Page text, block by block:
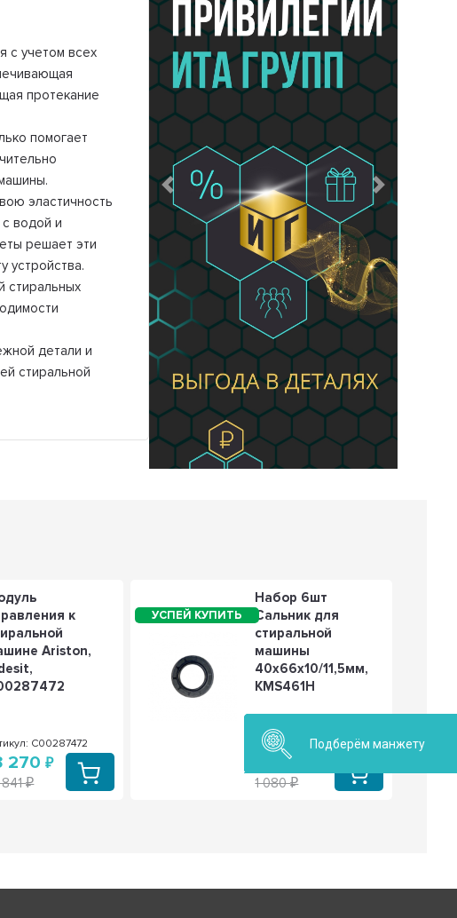
с учетом всех
протекание
помогает
эластичность
с водой и
решает эти
устройства.
стиральных
детали и
стиральной
Предыдущий Следующий
к
Ariston,
C00287472
270
841
Набор 6шт
Сальник для
стиральной
машины
40x66x10/11,5мм,
KMS461H
Артикул: KMS461H
803
1 080
Подберём манжету